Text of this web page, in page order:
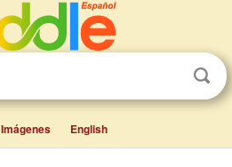
Imágenes English